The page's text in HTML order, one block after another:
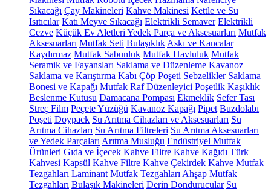
Sıkacağı Çay Makineleri Kahve Makinesi Kettle ve Su
Isıtıcılar Katı Meyve Sıkacağı Elektrikli Semaver Elektrikli
Cezve Küçük Ev Aletleri Yedek Parça ve Aksesuarları Mutfak
Aksesuarları Mutfak Seti Bulaşıklık Askı ve Kancalar
Kaydırmaz Mutfak Sabunluk Mutfak Havluluk Mutfak
Seramik ve Fayansları Saklama ve Düzenleme Kavanoz
Saklama ve Karıştırma Kabı Çöp Poşeti Sebzelikler Saklama
Bonesi ve Kapağı Mutfak Raf Düzenleyici Poşetlik Kaşıklık
Beslenme Kutusu Damacana Pompası Ekmeklik Sefer Tası
Streç Film Peçete Yüzüğü Kavanoz Kapağı Pipet Buzdolabı
Poşeti Doypack Su Arıtma Cihazları ve Aksesuarları Su
Arıtma Cihazları Su Arıtma Filtreleri Su Arıtma Aksesuarları
ve Yedek Parçaları Arıtma Musluğu Endüstriyel Mutfak
Ürünleri Gıda ve İçecek Kahve Filtre Kahve Kağıdı Türk
Kahvesi Kapsül Kahve Filtre Kahve Çekirdek Kahve Mutfak
Tezgahları Laminant Mutfak Tezgahları Ahşap Mutfak
Tezgahları Bulaşık Makineleri Derin Dondurucular Su